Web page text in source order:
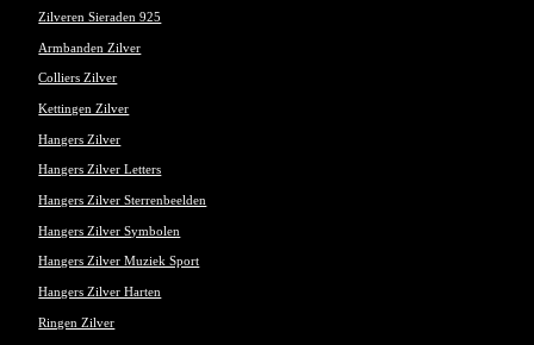
Zilveren Sieraden 925
Armbanden Zilver
Colliers Zilver
Kettingen Zilver
Hangers Zilver
Hangers Zilver Letters
Hangers Zilver Sterrenbeelden
Hangers Zilver Symbolen
Hangers Zilver Muziek Sport
Hangers Zilver Harten
Ringen Zilver